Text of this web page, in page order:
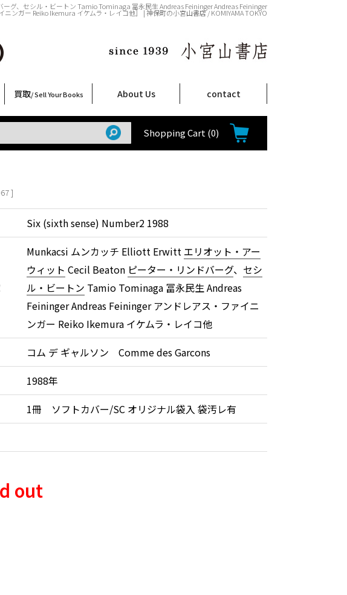
グ、セシル・ビートン Tamio Tominaga 冨永民生 Andreas Feininger Andreas Feininger
ニンガー Reiko Ikemura イケムラ・レイコ他］ | 神保町の小宮山書店 / KOMIYAMA TOKYO
9/7up!7/24up!
6/1up!
買取/ Sell Your Books
買取ブログ
買取専用フォーム
古書 / 古本の買取
美術品の買取
出張買取について
宅配買取について
店頭買取について
よくある質問
About Us
店舗案内
Shop Infomation
ご注文について
How to Order
特定商取引法に関する表示
プライバシーポリシー
contact
Shopping Cart (0)
]
Six (sixth sense) Number2 1988
Munkacsi ムンカッチ Elliott Erwitt エリオット・アー
ウィット Cecil Beaton ピーター・リンドバーグ、 セシ
ル・ビートン Tamio Tominaga 冨永民生 Andreas
Feininger Andreas Feininger アンドレアス・ファイニ
ンガー Reiko Ikemura イケムラ・レイコ他
コム デ ギャルソン Comme des Garcons
1988年
1冊 ソフトカバー/SC オリジナル袋入 袋汚レ有
out